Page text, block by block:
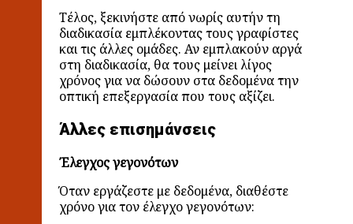
Τέλος, ξεκινήστε από νωρίς αυτήν τη
διαδικασία εμπλέκοντας τους γραφίστες
και τις άλλες ομάδες. Αν εμπλακούν αργά
στη διαδικασία, θα τους μείνει λίγος
χρόνος για να δώσουν στα δεδομένα την
οπτική επεξεργασία που τους αξίζει.
Άλλες επισημάνσεις
Έλεγχος γεγονότων
Όταν εργάζεστε με δεδομένα, διαθέστε
χρόνο για τον έλεγχο γεγονότων: